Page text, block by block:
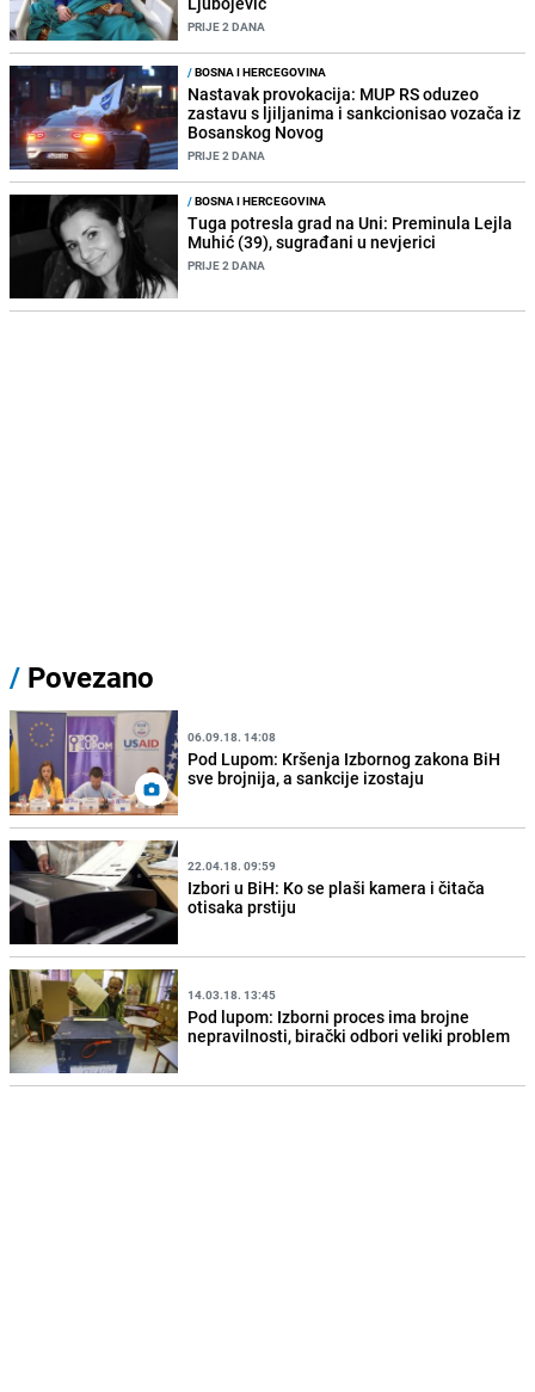
PRIJE 2 DANA
/BOSNA I HERCEGOVINA
Nastavak provokacija: MUP RS oduzeo
zastavu s ljiljanima i sankcionisao vozača iz
Bosanskog Novog
PRIJE 2 DANA
/BOSNA I HERCEGOVINA
Tuga potresla grad na Uni: Preminula Lejla
Muhić (39), sugrađani u nevjerici
PRIJE 2 DANA
/ Povezano
06.09.18. 14:08
Pod Lupom: Kršenja Izbornog zakona BiH
sve brojnija, a sankcije izostaju
22.04.18. 09:59
Izbori u BiH: Ko se plaši kamera i čitača
otisaka prstiju
14.03.18. 13:45
Pod lupom: Izborni proces ima brojne
nepravilnosti, birački odbori veliki problem